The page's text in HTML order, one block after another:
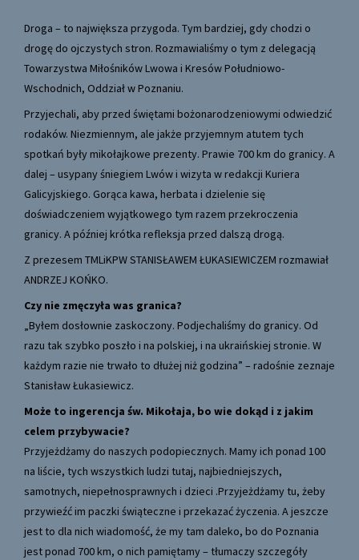
Droga – to największa przygoda. Tym bardziej, gdy chodzi o
drogę do ojczystych stron. Rozmawialiśmy o tym z delegacją
Towarzystwa Miłośników Lwowa i Kresów Południowo-
Wschodnich, Oddział w Poznaniu.
Przyjechali, aby przed świętami bożonarodzeniowymi odwiedzić
rodaków. Niezmiennym, ale jakże przyjemnym atutem tych
spotkań były mikołajkowe prezenty. Prawie 700 km do granicy. A
dalej – usypany śniegiem Lwów i wizyta w redakcji Kuriera
Galicyjskiego. Gorąca kawa, herbata i dzielenie się
doświadczeniem wyjątkowego tym razem przekroczenia
granicy. A później krótka refleksja przed dalszą drogą.
Z prezesem TMLiKPW STANISŁAWEM ŁUKASIEWICZEM rozmawiał
ANDRZEJ KOŃKO.
Czy nie zmęczyła was granica?
„Byłem dosłownie zaskoczony. Podjechaliśmy do granicy. Od
razu tak szybko poszło i na polskiej, i na ukraińskiej stronie. W
każdym razie nie trwało to dłużej niż godzina” – radośnie zeznaje
Stanisław Łukasiewicz.
Może to ingerencja św. Mikołaja, bo wie dokąd i z jakim
celem przybywacie?
Przyjeżdżamy do naszych podopiecznych. Mamy ich ponad 100
na liście, tych wszystkich ludzi tutaj, najbiedniejszych,
samotnych, niepełnosprawnych i dzieci .Przyjeżdżamy tu, żeby
przywieźć im paczki świąteczne i przekazać życzenia. A jeszcze
jest to dla nich wiadomość, że my tam daleko, bo do Poznania
jest ponad 700 km, o nich pamiętamy – tłumaczy szczegóły